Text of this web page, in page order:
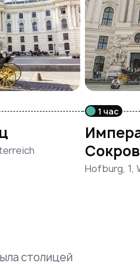
1 час
Hofburg, 1,
столицей